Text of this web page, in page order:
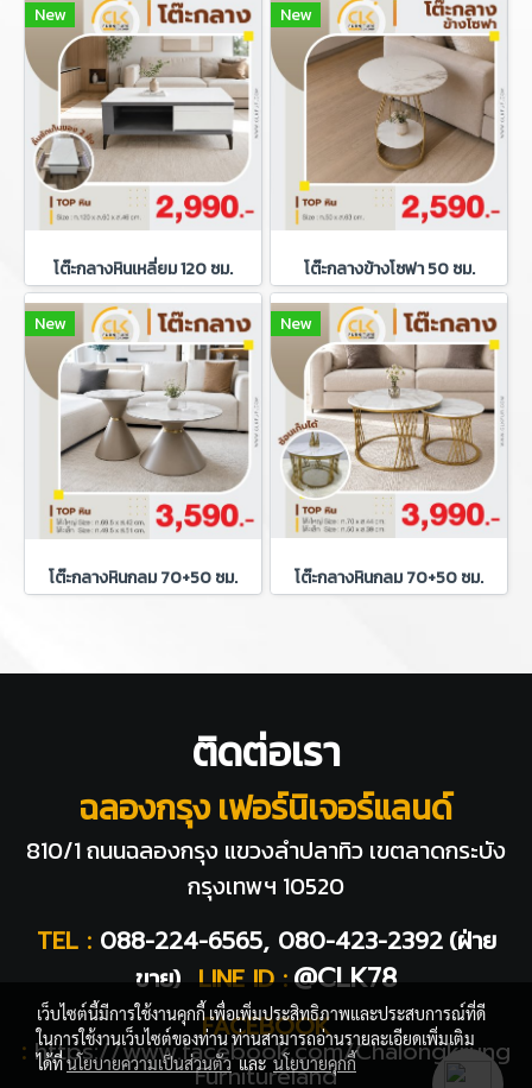
New
โต๊ะกลางหินเหลี่ยม 120 ซม.
New
โต๊ะกลางข้างโซฟา 50 ซม.
New
โต๊ะกลางหินกลม 70+50 ซม.
New
โต๊ะกลางหินกลม 70+50 ซม.
ติดต่อเรา
ฉลองกรุง เฟอร์นิเจอร์แลนด์
810/1 ถนนฉลองกรุง แขวงลำปลาทิว เขตลาดกระบัง
กรุงเทพฯ 10520
TEL : 088-224-6565, 080-423-2392 (ฝ่าย
ขาย) LINE ID : @CLK78
FACEBOOK
: https://www.facebook.com/Chalongkrung
Furnitureland
เว็บไซต์นี้มีการใช้งานคุกกี้ เพื่อเพิ่มประสิทธิภาพและประสบการณ์ที่ดี
ในการใช้งานเว็บไซต์ของท่าน ท่านสามารถอ่านรายละเอียดเพิ่มเติม
ได้ที่นโยบายความเป็นส่วนตัวและนโยบายคุกกี้